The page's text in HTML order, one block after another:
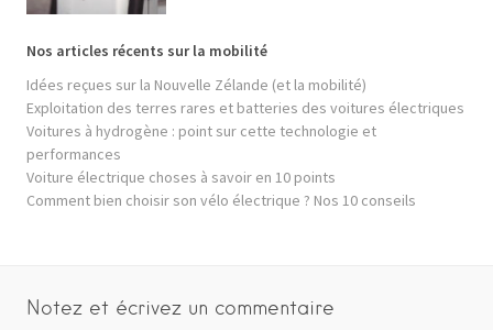
Nos articles récents sur la mobilité
Idées reçues sur la Nouvelle Zélande (et la mobilité)
Exploitation des terres rares et batteries des voitures électriques
Voitures à hydrogène : point sur cette technologie et
performances
Voiture électrique choses à savoir en 10 points
Comment bien choisir son vélo électrique ? Nos 10 conseils
Notez et écrivez un commentaire